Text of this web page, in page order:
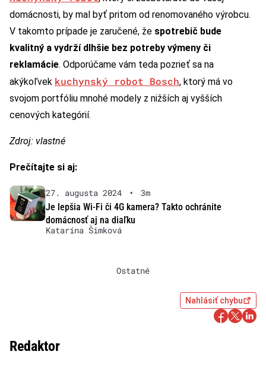
domácnosti, by mal byť pritom od renomovaného výrobcu.
V takomto prípade je zaručené, že spotrebič bude
kvalitný a vydrží dlhšie bez potreby výmeny či
reklamácie. Odporúčame vám teda pozrieť sa na
akýkoľvek kuchynský robot Bosch, ktorý má vo
svojom portfóliu mnohé modely z nižších aj vyšších
cenových kategórií.
Zdroj: vlastné
Prečítajte si aj:
27. augusta 2024 •
3m
Je lepšia Wi-Fi či 4G kamera? Takto ochránite
domácnosť aj na diaľku
Katarína Šimková
Ostatné
Nahlásiť chybu
Redaktor